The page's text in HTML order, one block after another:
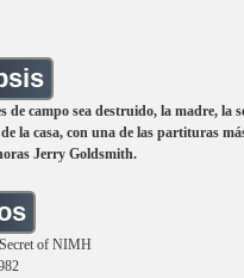
campo sea destruido, la madre, la
la casa, con una de las partituras
Jerry Goldsmith.
of NIMH